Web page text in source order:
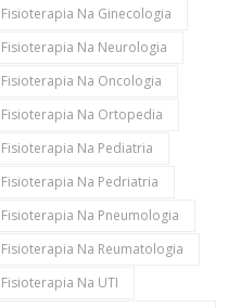
Fisioterapia Na Ginecologia
Fisioterapia Na Neurologia
Fisioterapia Na Oncologia
Fisioterapia Na Ortopedia
Fisioterapia Na Pediatria
Fisioterapia Na Pedriatria
Fisioterapia Na Pneumologia
Fisioterapia Na Reumatologia
Fisioterapia Na UTI